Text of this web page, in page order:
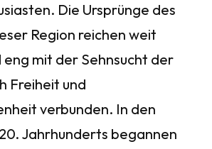
Die Ursprünge des
Region reichen weit
eng mit der Sehnsucht der
Freiheit und
verbunden. In den
Jahrhunderts begannen